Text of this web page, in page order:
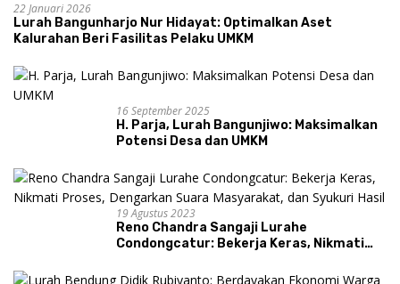
22 Januari 2026
Lurah Bangunharjo Nur Hidayat: Optimalkan Aset
Kalurahan Beri Fasilitas Pelaku UMKM
16 September 2025
H. Parja, Lurah Bangunjiwo: Maksimalkan
Potensi Desa dan UMKM
19 Agustus 2023
Reno Chandra Sangaji Lurahe
Condongcatur: Bekerja Keras, Nikmati
dan Syukuri Hasil